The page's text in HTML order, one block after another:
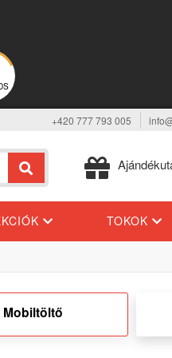
+420 777 793 005
TOKOK
Mobiltöltő